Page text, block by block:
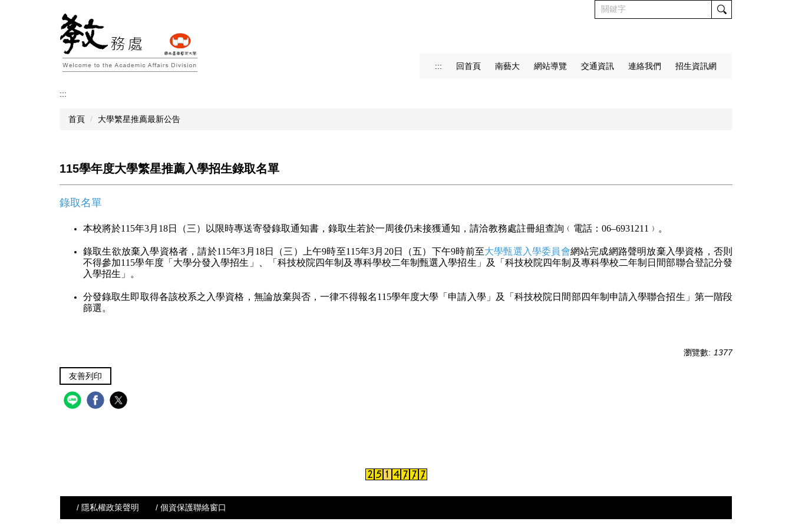
::: 回首頁 南藝大 網站導覽 交通資訊 連絡我們 招生資訊網
:::
首頁 大學繁星推薦最新公告
115學年度大學繁星推薦入學招生錄取名單
錄取名單
本校將於115年3月 18日（三）以限時專送寄發錄取通知書，錄取生若於一周後仍未接獲通知，請洽教務處註冊組查詢﹙電話： 06–6931211 ﹚。
錄取生欲放棄入學資格者，請於115年3月 18日（三）上午9時至115年3月 20日（五）下午9時前至大學甄選入學委員會網站完成網路聲明放棄入學資格，否則
不得參加115學年度「大學分發入學招生」、「科技校院四年制及專科學校二年制甄選入學招生」及「科技校院四年制及專科學校二年制日間部聯合登記分發
入學招生」。
分發錄取生即取得各該校系之入學資格，無論放棄與否，一律不得報名115學年度大學「申請入學」及「科技校院日間部四年制申請入學聯合招生」第一階段
篩選。
瀏覽數: 1377
友善列印
/ 隱私權政策聲明 / 個資保護聯絡窗口